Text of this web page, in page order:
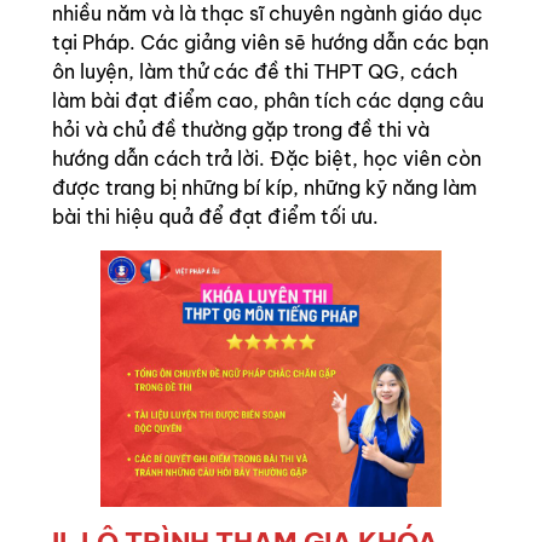
nhiều năm và là thạc sĩ chuyên ngành giáo dục
tại Pháp. Các giảng viên sẽ hướng dẫn các bạn
ôn luyện, làm thử các đề thi THPT QG, cách
làm bài đạt điểm cao, phân tích các dạng câu
hỏi và chủ đề thường gặp trong đề thi và
hướng dẫn cách trả lời. Đặc biệt, học viên còn
được trang bị những bí kíp, những kỹ năng làm
bài thi hiệu quả để đạt điểm tối ưu.